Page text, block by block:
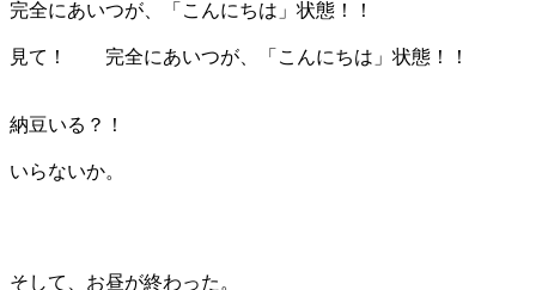
完全にあいつが、「こんにちは」状態！！
見て！ 完全にあいつが、「こんにちは」状態！！
納豆いる？！
いらないか。
そして、お昼が終わった。